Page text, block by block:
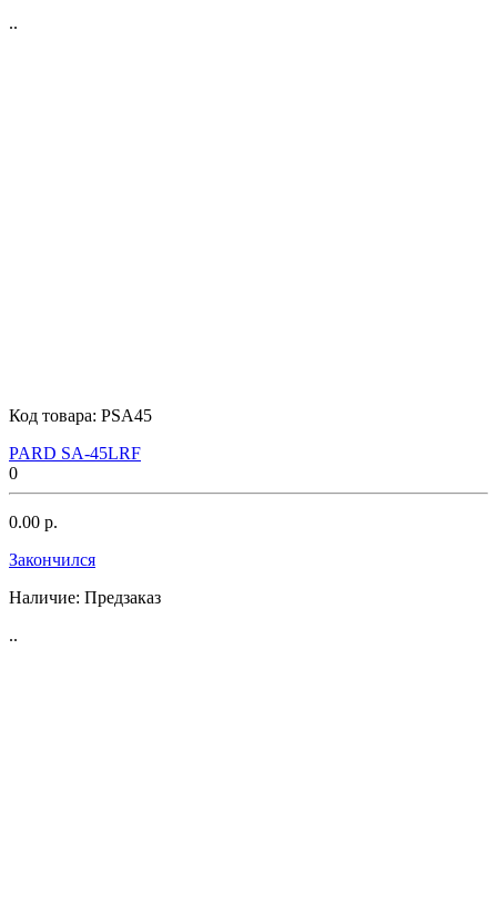
..
Код товара: PSA45
PARD SA-45LRF
0
0.00 р.
Закончился
Наличие: Предзаказ
..